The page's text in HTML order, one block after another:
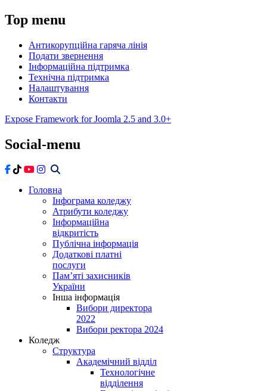
Top menu
Антикорупційна гаряча лінія
Подати звернення
Інформаційна підтримка
Технічна підтримка
Налаштування
Контакти
Expose Framework for Joomla 2.5 and 3.0+
Social-menu
Головна
Інфограма коледжу
Атрибути коледжу
Інформаційна
відкритість
Публічна інформація
Додаткові платні
послуги
Пам’яті захисників
України
Інша інформація
Вибори директора
2022
Вибори ректора 2024
Коледж
Структура
Академічний відділ
Технологічне
відділення